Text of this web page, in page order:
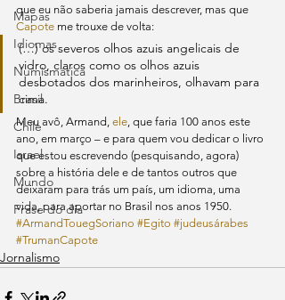
Mapas
Idiomas
Numismática
Brasil
Chile
Israel
Mundo
Frase do dia
que eu não saberia jamais descrever, mas que
Capote me trouxe de volta:
(…) os severos olhos azuis angelicais de
vidro, claros como os olhos azuis
desbotados dos marinheiros, olhavam para
cima.
Meu avô, Armand, ele, que faria 100 anos este
ano, em março – e para quem vou dedicar o livro
que estou escrevendo (pesquisando, agora)
sobre a história dele e de tantos outros que
deixaram para trás um país, um idioma, uma
vida, para aportar no Brasil nos anos 1950.
#ArmandTouegSoriano #Egito #judeusárabes
#TrumanCapote
Jornalismo